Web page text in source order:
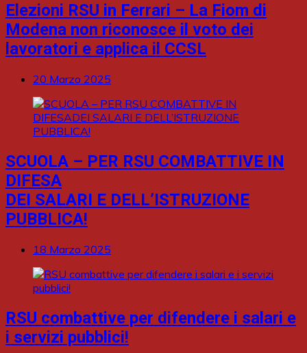
Elezioni RSU in Ferrari – La Fiom di
Modena non riconosce il voto dei
lavoratori e applica il CCSL
20 Marzo 2025
SCUOLA – PER RSU COMBATTIVE IN
DIFESA
DEI SALARI E DELL’ISTRUZIONE
PUBBLICA!
18 Marzo 2025
RSU combattive per difendere i salari e
i servizi pubblici!